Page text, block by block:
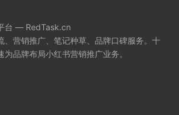
台 — RedTask.cn
、营销推广、笔记种草、品牌口碑服务。十
品牌布局小红书营销推广业务。